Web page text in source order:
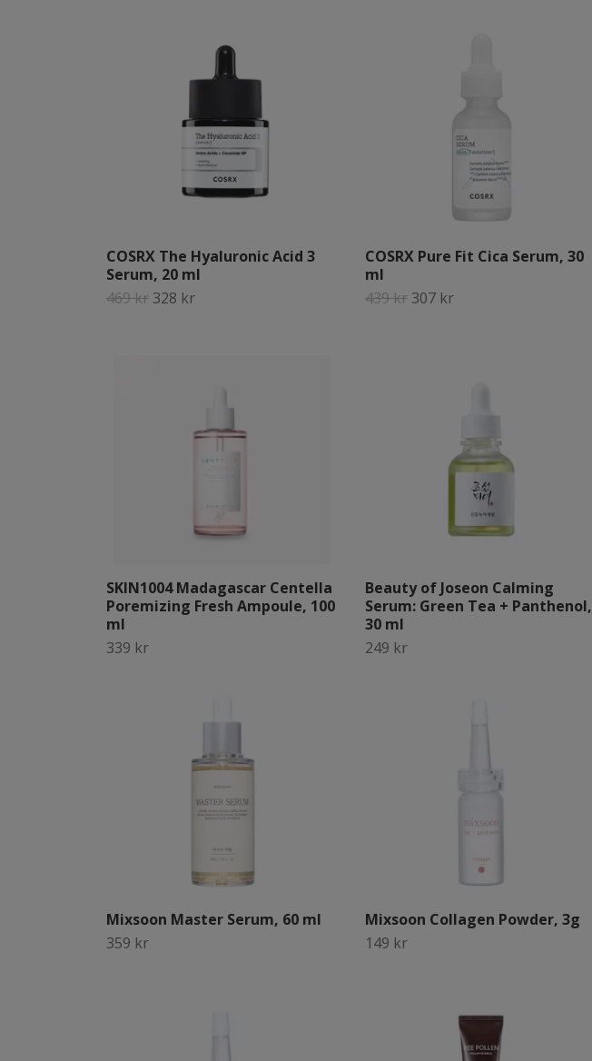
COSRX The Hyaluronic Acid 3
Serum, 20 ml
469 kr 328 kr
COSRX Pure Fit Cica Serum, 30
ml
439 kr 307 kr
SKIN1004 Madagascar Centella
Poremizing Fresh Ampoule, 100
ml
339 kr
Beauty of Joseon Calming
Serum: Green Tea + Panthenol,
30 ml
249 kr
Mixsoon Master Serum, 60 ml
359 kr
Mixsoon Collagen Powder, 3g
149 kr